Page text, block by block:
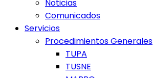
Noticias
Comunicados
Servicios
Procedimientos Generales
TUPA
TUSNE